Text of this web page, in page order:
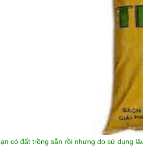
có đất trồng sẵn rồi nhưng do sử dụng